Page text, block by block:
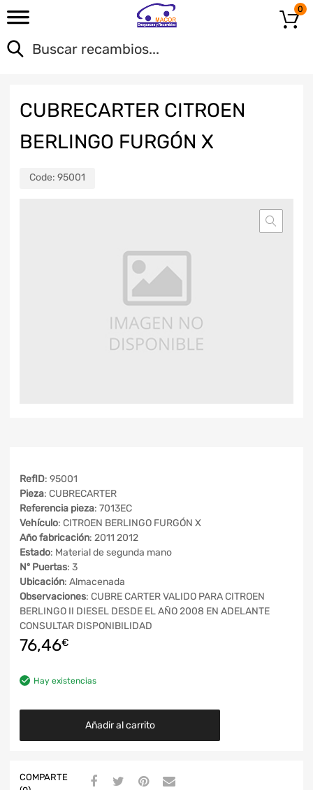
0
CUBRECARTER CITROEN
BERLINGO FURGÓN X
Code: 95001
RefID: 95001
Pieza: CUBRECARTER
Referencia pieza: 7013EC
Vehículo: CITROEN BERLINGO FURGÓN X
Año fabricación: 2011 2012
Estado: Material de segunda mano
Nº Puertas: 3
Ubicación: Almacenada
Observaciones: CUBRE CARTER VALIDO PARA CITROEN
BERLINGO II DIESEL DESDE EL AÑO 2008 EN ADELANTE
CONSULTAR DISPONIBILIDAD
76,46€
Hay existencias
Añadir al carrito
COMPARTE